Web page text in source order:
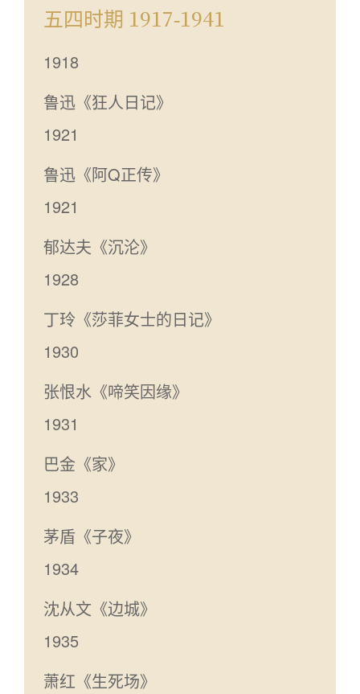
五四时期 1917-1941
1918
鲁迅《狂人日记》
1921
鲁迅《阿Q正传》
1921
郁达夫《沉沦》
1928
丁玲《莎菲女士的日记》
1930
张恨水《啼笑因缘》
1931
巴金《家》
1933
茅盾《子夜》
1934
沈从文《边城》
1935
萧红《生死场》